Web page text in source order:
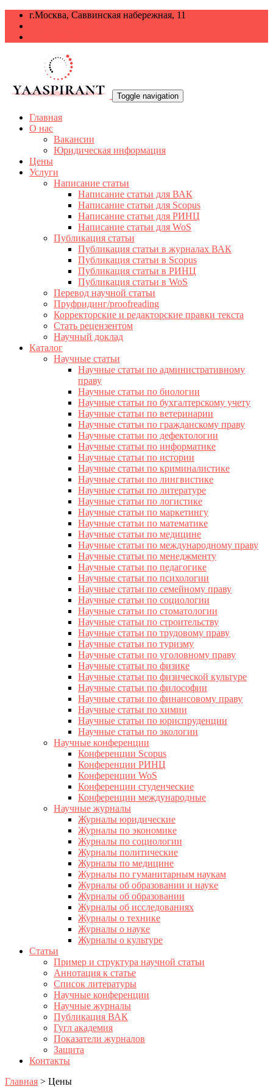
г.Москва, Саввинская набережная, 11
Toggle navigation
Главная
О нас
Вакансии
Юридическая информация
Цены
Услуги
Написание статьи
Написание статьи для ВАК
Написание статьи для Scopus
Написание статьи для РИНЦ
Написание статьи для WoS
Публикация статьи
Публикация статьи в журналах ВАК
Публикация статьи в Scopus
Публикация статьи в РИНЦ
Публикация статьи в WoS
Перевод научной статьи
Пруфридинг/proofreading
Корректорские и редакторские правки текста
Стать рецензентом
Научный доклад
Каталог
Научные статьи
Научные статьи по административному
праву
Научные статьи по биологии
Научные статьи по бухгалтерскому учету
Научные статьи по ветеринарии
Научные статьи по гражданскому праву
Научные статьи по дефектологии
Научные статьи по информатике
Научные статьи по истории
Научные статьи по криминалистике
Научные статьи по лингвистике
Научные статьи по литературе
Научные статьи по логистике
Научные статьи по маркетингу
Научные статьи по математике
Научные статьи по медицине
Научные статьи по международному праву
Научные статьи по менеджменту
Научные статьи по педагогике
Научные статьи по психологии
Научные статьи по семейному праву
Научные статьи по социологии
Научные статьи по стоматологии
Научные статьи по строительству
Научные статьи по трудовому праву
Научные статьи по туризму
Научные статьи по уголовному праву
Научные статьи по физике
Научные статьи по физической культуре
Научные статьи по философии
Научные статьи по финансовому праву
Научные статьи по химии
Научные статьи по юриспруденции
Научные статьи по экологии
Научные конференции
Конференции Scopus
Конференции РИНЦ
Конференции WoS
Конференции студенческие
Конференции международные
Научные журналы
Журналы юридические
Журналы по экономике
Журналы по социологии
Журналы политические
Журналы по медицине
Журналы по гуманитарным наукам
Журналы об образовании и науке
Журналы об образовании
Журналы об исследованиях
Журналы о технике
Журналы о науке
Журналы о культуре
Статьи
Пример и структура научной статьи
Аннотация к статье
Список литературы
Научные конференции
Научные журналы
Публикация ВАК
Гугл академия
Показатели журналов
Защита
Контакты
Главная > Цены